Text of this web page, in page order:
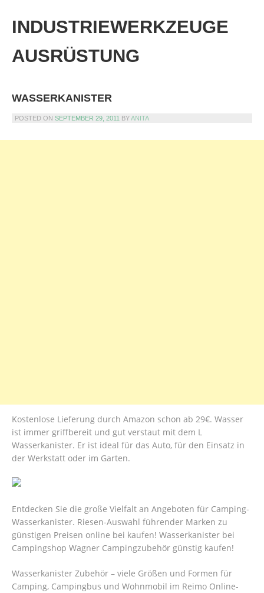
content
INDUSTRIEWERKZEUGE
AUSRÜSTUNG
WASSERKANISTER
POSTED ON SEPTEMBER 29, 2011 BYANITA
Kostenlose Lieferung durch Amazon schon ab 29€. Wasser
ist immer griffbereit und gut verstaut mit dem L
Wasserkanister. Er ist ideal für das Auto, für den Einsatz in
der Werkstatt oder im Garten.
Entdecken Sie die große Vielfalt an Angeboten für Camping-
Wasserkanister. Riesen-Auswahl führender Marken zu
günstigen Preisen online bei kaufen! Wasserkanister bei
Campingshop Wagner Campingzubehör günstig kaufen!
Wasserkanister Zubehör – viele Größen und Formen für
Camping, Campingbus und Wohnmobil im Reimo Online-